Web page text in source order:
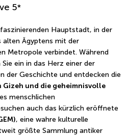
5*
Hauptstadt, in der
alten Ägyptens mit der
Metropole verbindet. Während
ein in das Herz einer der
der Geschichte und entdecken die
Gizeh und die geheimnisvolle
menschlichen
, eine wahre kulturelle
größte Sammlung antiker